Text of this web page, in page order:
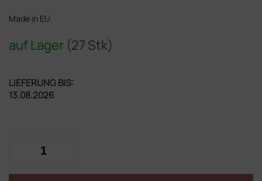
auf Lager (27 Stk)
LIEFERUNG BIS:
13.08.2026
Made in EU